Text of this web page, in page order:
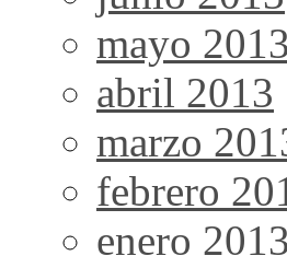
mayo 2013
abril 2013
marzo
febrero
enero 2013